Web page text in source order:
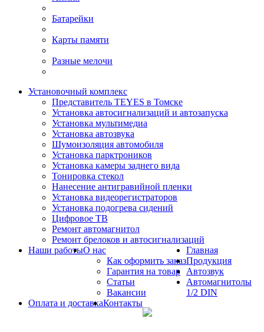
Батарейки
Карты памяти
Разные мелочи
Установочный комплекс
Представитель TEYES в Томске
Установка автосигнализаций и автозапуска
Установка мультимедиа
Установка автозвука
Шумоизоляция автомобиля
Установка парктроников
Установка камеры заднего вида
Тонировка стекол
Нанесение антигравийной пленки
Установка видеорегистраторов
Установка подогрева сидений
Цифровое ТВ
Ремонт автомагнитол
Ремонт брелоков и автосигнализаций
Наши работыО нас
Как оформить заказ
Гарантия на товар
Статьи
Вакансии
Оплата и доставкаКонтакты
Главная
Продукция
Автозвук
Автомагнитолы
1/2 DIN